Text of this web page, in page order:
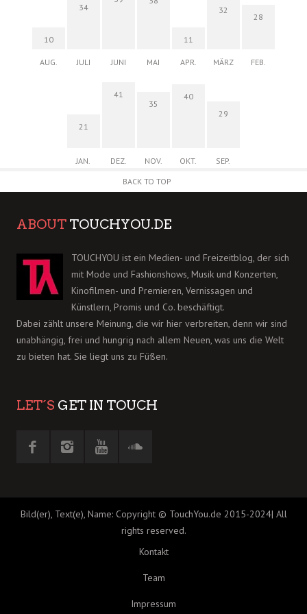
10
AUG.
34
JULI JUNI MAI
11
APR.
32
MÄRZ
28
FEB.
21
JAN.
41
DEZ.
35
NOV.
40
OKT.
29
SEP.
BACK TO TOP
ABOUT TOUCHYOU.DE
TOUCHYOU ist ein Medien- und Freizeitblog, der sich
mit Mode und Fashionshows, Musik und Konzerten,
Kinofilmen- und Premieren, Vernissagen und
Künstlern, Promis und Co. beschäftigt.
Dabei zählt unsere Meinung, die wir hier verbreiten, denn wir sind
unabhängig, frei und hungrig nach allem Neuen, was uns die Welt
zu bieten hat. Sie liegt uns zu Füßen.
LET´S GET IN TOUCH
Bild(er), Text(e), Name: Copyright © TouchYou.de 2015-2024| All
rights reserved.
Kontakt
Team
Impressum